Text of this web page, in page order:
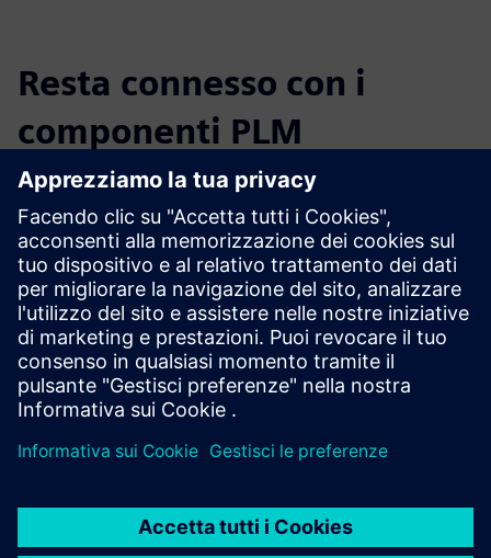
Resta connesso con i
componenti PLM
Legga il blog
Acquisisca nuove prospettive sui componenti PLM e sul
mercato del PLM in generale.
Visita il blog sui componenti PLM